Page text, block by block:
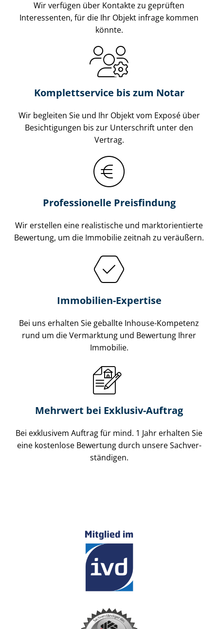
Wir verfügen über Kontakte zu geprüften
Interessenten, für die Ihr Objekt infrage kommen
könnte.
Komplettservice bis zum Notar
Wir begleiten Sie und Ihr Objekt vom Exposé über
Besichtigungen bis zur Unterschrift unter den
Vertrag.
Professionelle Preisfindung
Wir erstellen eine realistische und markt­ori­en­tier­te
Bewertung, um die Immobilie zeitnah zu veräußern.
Immobilien-Expertise
Bei uns erhalten Sie geballte Inhouse-Kompetenz
rund um die Vermarktung und Bewertung Ihrer
Immobilie.
Mehrwert bei Exklusiv-Auftrag
Bei exklusivem Auftrag für mind. 1 Jahr erhalten Sie
eine kostenlose Bewertung durch unsere Sach­ver­
stän­di­gen.